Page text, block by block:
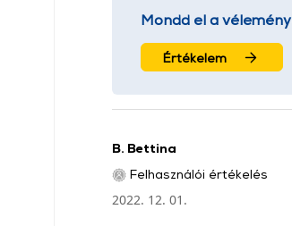
Mondd el a
Értékelem
B. Bettina
Felhasználói értékelés
2022. 12. 01.